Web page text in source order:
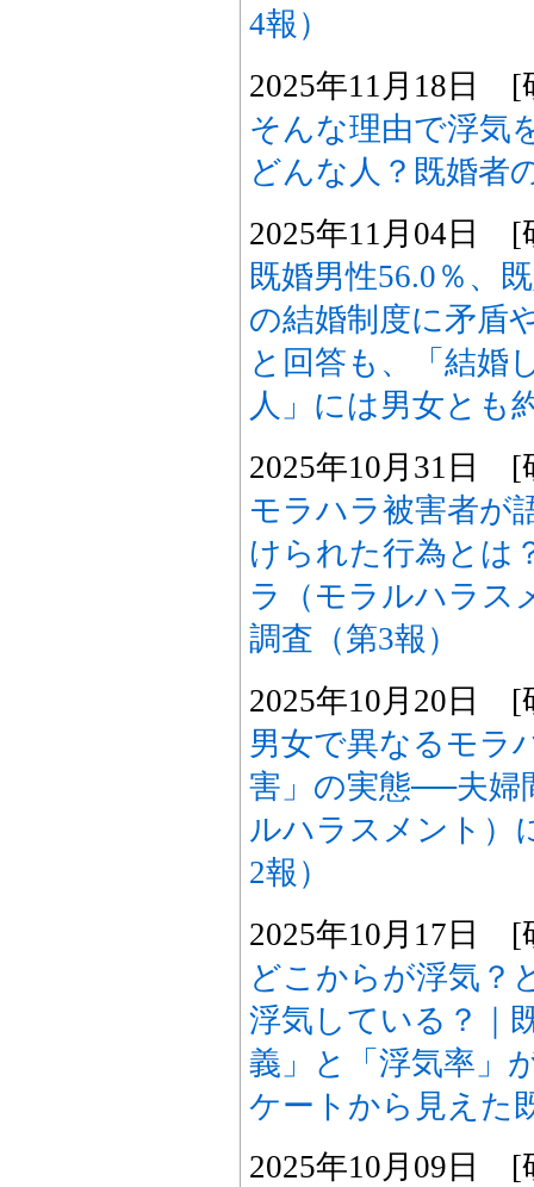
4報）
2025年11月18日 [
そんな理由で浮気
どんな人？既婚者
2025年11月04日 [
既婚男性56.0％、
の結婚制度に矛盾
と回答も、「結婚
人」には男女とも
2025年10月31日 [
モラハラ被害者が
けられた行為とは
ラ（モラルハラス
調査（第3報）
2025年10月20日 [
男女で異なるモラ
害」の実態──夫婦
ルハラスメント）
2報）
2025年10月17日 [
どこからが浮気？
浮気している？｜
義」と「浮気率」
ケートから見えた
2025年10月09日 [